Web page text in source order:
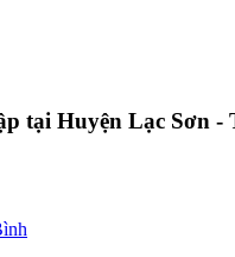
tại Huyện Lạc Sơn -